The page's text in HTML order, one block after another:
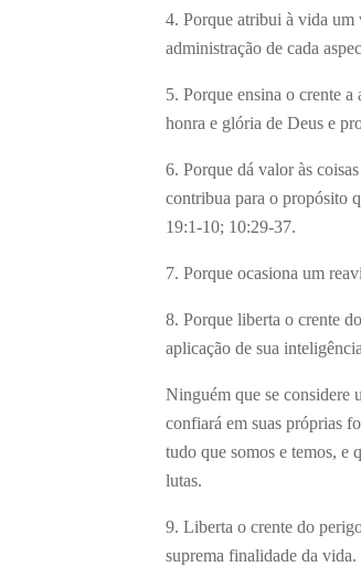
4. Porque atribui à vida um
administração de cada
5. Porque ensina o crente
honra e glória de Deus e
6. Porque dá valor às
contribua para o propósito
19:1-10; 10:29-37.
7. Porque ocasiona um
8. Porque liberta o crente
aplicação de sua
Ninguém que se considere
confiará em suas próprias
tudo que somos e temos, e
lutas.
9. Liberta o crente do
suprema finalidade da vida.